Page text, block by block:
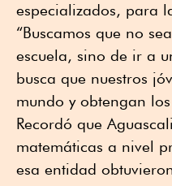
especializados, para
“Buscamos que no
escuela, sino de ir a
busca que nuestros
mundo y obtengan
Recordó que
matemáticas a nivel
esa entidad